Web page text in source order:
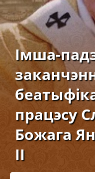
Імша-
працэсу
Божага
ІІ